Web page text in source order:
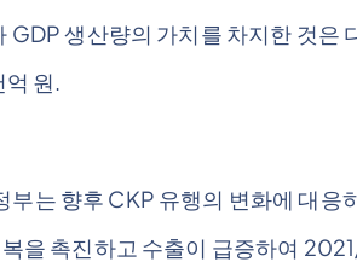
생산량의 가치를 차지한 것은
원.
는 향후 CKP 유행의 변화에 대응
을 촉진하고 수출이 급증하여